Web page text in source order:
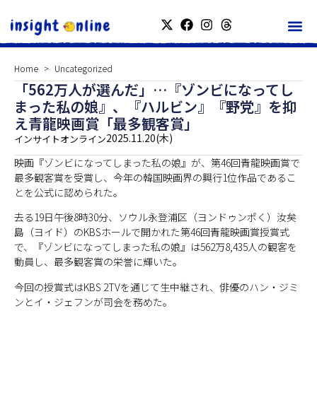
Home Uncategorized
「562万人が選んだ」…『ゾンビになってし
まった私の娘』、『ハルビン』『野党』を抑
え青龍映画賞「最多観客賞」
インサイトオンライン2025.11.20(木)
映画『ゾンビになってしまった私の娘』が、第46回青龍映画賞で
最多観客賞を受賞し、今年の韓国映画界の興行1位作品であるこ
とを公式に認められた。
去る19日午後8時30分、ソウル永登浦区（ヨンドゥンポく）汝矣
島（ヨイド）のKBSホールで開かれた第46回青龍映画賞授賞式
で、『ゾンビになってしまった私の娘』は562万8,435人の観客を
動員し、最多観客賞の栄誉に輝いた。
今回の授賞式はKBS 2TVを通じて生中継され、俳優のハン・ジミ
ンとイ・ジェフンが司会を務めた。